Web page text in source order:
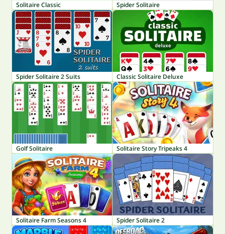
Solitaire Classic Spider Solitaire
Spider Solitaire 2 Suits Classic Solitaire Deluxe
Golf Solitaire Solitaire Story Tripeaks 4
Solitaire Farm Seasons 4 Spider Solitaire 2